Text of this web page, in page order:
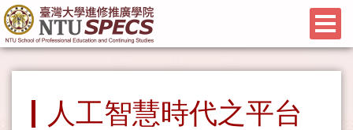
人工智慧時代之平台